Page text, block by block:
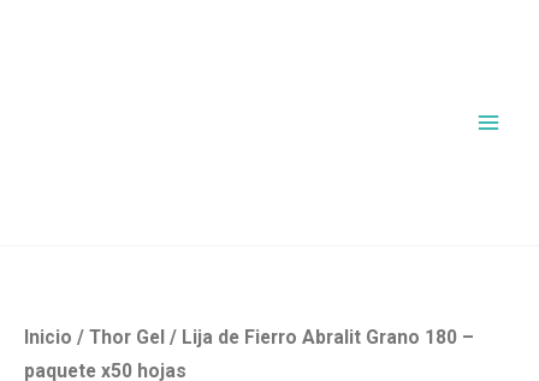
Inicio / Thor Gel / Lija de Fierro Abralit Grano 180 –
paquete x50 hojas
Fierro
Abralit